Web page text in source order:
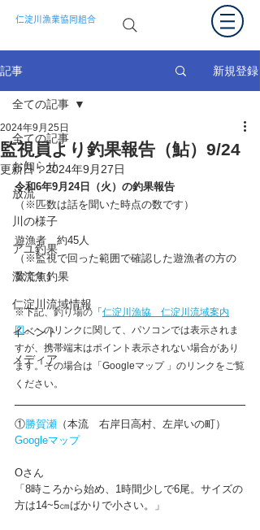
仁淀川漁業協同組合
記事 新規登録
全ての記事
お知らせ
放流
川の様子
アユ釣果
渓流魚釣果
仁淀川流域情報
イベント
メディア
全ての記事
監視員より釣果報告（鮎）9/24
2024年9月25日
更新日：2024年9月27日
令和6年9月24日（火）の釣果報告
（※匹数は話を聞いた時点の数です）
遊漁者　約45人
（※監視で回った範囲で確認した遊漁者の方の
数です）
※下記、釣り場の 「 仁淀川漁協　仁淀川流域案内
図」へのリンクに関して、パソコンでは表示されま
すが、携帯端末はポイント表示されない場合があり
ます。その場合は「Googleマップ 」のリンクをご覧
ください。
①勝賀瀬 （本流　右岸日高村、左岸いの町）
Googleマップ
Oさん
「8時ころから始め、1時間少しで6尾。サイズの
方は14~5㎝ばかりで小さい。」